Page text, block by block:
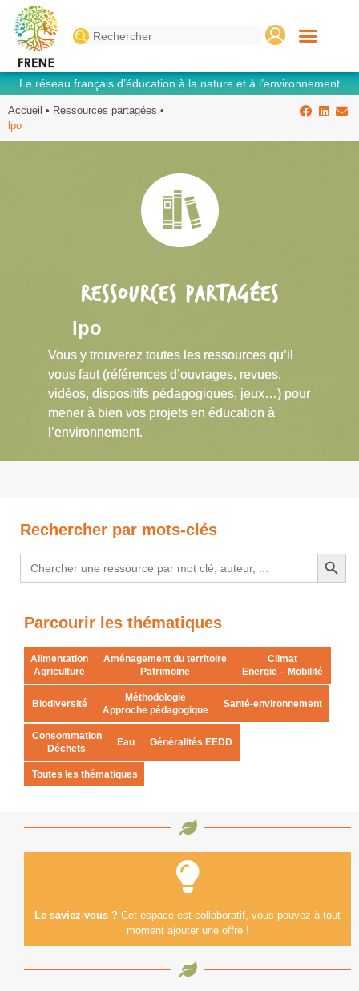
Search
for:
Le réseau français d’éducation à la nature et à l’environnement
Accueil • Ressources partagées •
lpo
RESSOURCES PARTAGÉES
lpo
Vous y trouverez toutes les ressources qu’il
vous faut (références d’ouvrages, revues,
vidéos, dispositifs pédagogiques, jeux…) pour
mener à bien vos projets en éducation à
l’environnement.
Rechercher par mots-clés
Search
for:
Search Button
Parcourir les thématiques
Alimentation
Agriculture
Aménagement du territoire
Patrimoine
Climat
Energie – Mobilité
Biodiversité
Méthodologie
Approche pédagogique
Santé-environnement
Consommation
Déchets
Eau Généralités EEDD
Toutes les thématiques
Le saviez-vous ? Cet espace est collaboratif, vous pouvez à tout
moment ajouter une offre !